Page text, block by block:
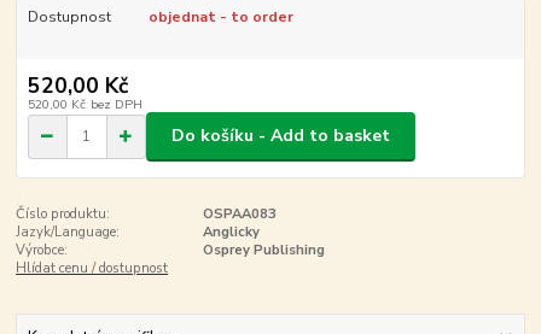
Dostupnost objednat - to order
520,00 Kč
520,00 Kč bez DPH
Do košíku - Add to basket
Číslo produktu:
OSPAA083
Jazyk/Language:
Anglicky
Výrobce:
Osprey Publishing
Hlídat cenu / dostupnost